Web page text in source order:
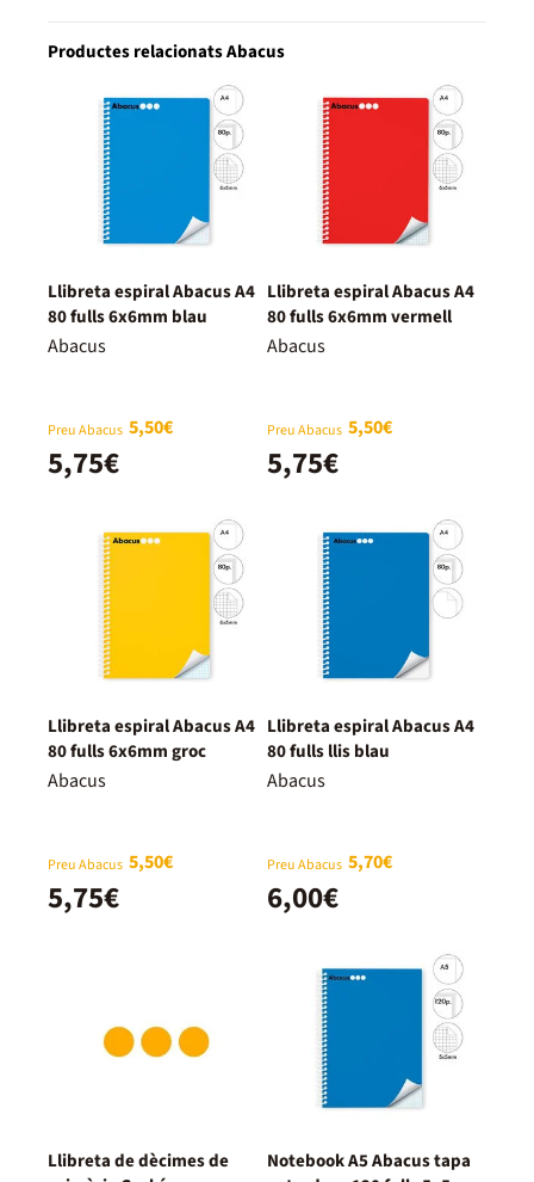
Productes relacionats Abacus
Llibreta espiral Abacus A4
80 fulls 6x6mm blau
Abacus
Preu Abacus 5,50€
5,75€
Llibreta espiral Abacus A4
80 fulls 6x6mm vermell
Abacus
Preu Abacus 5,50€
5,75€
Llibreta espiral Abacus A4
80 fulls 6x6mm groc
Abacus
Preu Abacus 5,50€
5,75€
Llibreta espiral Abacus A4
80 fulls llis blau
Abacus
Preu Abacus 5,70€
6,00€
Llibreta de dècimes de
Notebook A5 Abacus tapa